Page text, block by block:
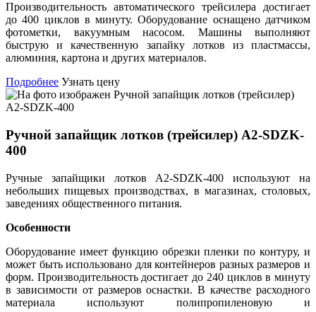
Производительность автоматического трейсилера достигает
до 400 циклов в минуту. Оборудование оснащено датчиком
фотометки, вакуумным насосом. Машины выполняют
быструю и качественную запайку лотков из пластмассы,
алюминия, картона и других материалов.
Подробнее Узнать цену
Ручной запайщик лотков (трейсилер) А2-SDZK-
400
Ручные запайщики лотков А2-SDZK-400 используют на
небольших пищевых производствах, в магазинах, столовых,
заведениях общественного питания.
Особенности
Оборудование имеет функцию обрезки пленки по контуру, и
может быть использовано для контейнеров разных размеров и
форм. Производительность достигает до 240 циклов в минуту
в зависимости от размеров оснастки. В качестве расходного
материала используют полипропиленовую и